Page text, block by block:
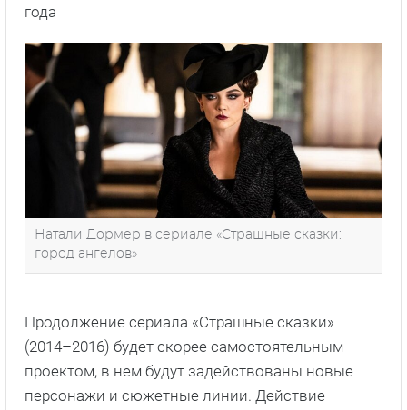
года
Натали Дормер в сериале «Страшные сказки:
город ангелов»
Продолжение сериала «Страшные сказки»
(2014–2016) будет скорее самостоятельным
проектом, в нем будут задействованы новые
персонажи и сюжетные линии. Действие